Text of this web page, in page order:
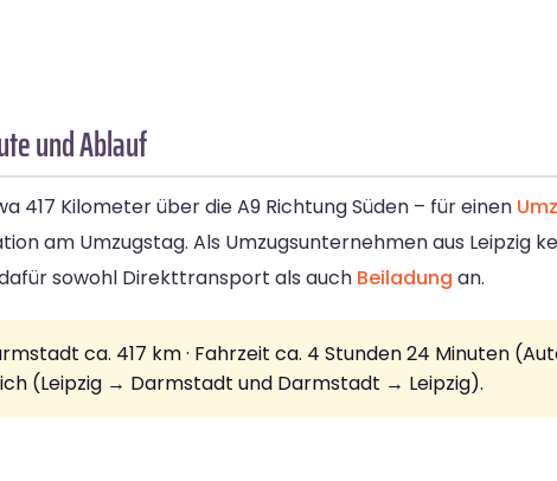
und Ablauf
417 Kilometer über die A9 Richtung Süden – für einen
am Umzugstag. Als Umzugsunternehmen aus Leipzig
sowohl Direkttransport als auch Beiladung an.
ca. 417 km · Fahrzeit ca. 4 Stunden 24 Minuten
(Leipzig → Darmstadt und Darmstadt → Leipzig).